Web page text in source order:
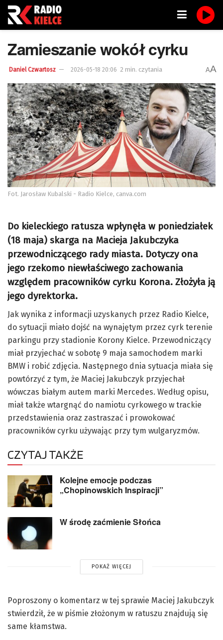
Zamieszanie wokół cyrku
Daniel Czwartosz 2026-05-18 20:06 2 min. czytania AA
Fot. Jarosław Kubalski - Radio Kielce, canva.com
Do kieleckiego ratusza wpłynęła w poniedziałek
(18 maja) skarga na Macieja Jakubczyka
przewodniczącego rady miasta. Dotyczy ona
jego rzekomo niewłaściwego zachowania
względem pracowników cyrku Korona. Złożyła ją
jego dyrektorka.
Jak wynika z informacji uzyskanych przez Radio Kielce,
do sytuacji miało dojść na wynajętym przez cyrk terenie
parkingu przy stadionie Korony Kielce. Przewodniczący
miał przyjechać w sobotę 9 maja samochodem marki
BMW i robić zdjęcia. Następnego dnia sytuacja miała się
powtórzyć z tym, że Maciej Jakubczyk przyjechał
wówczas białym autem marki Mercedes. Według opisu,
miał także wtargnąć do namiotu cyrkowego w trackie
przedstawienia oraz zastraszać i prowokować
pracowników cyrku używając przy tym wulgaryzmów.
CZYTAJ TAKŻE
Kolejne emocje podczas
„Chopinowskich Inspiracji”
W środę zaćmienie Słońca
POKAŻ WIĘCEJ
Poproszony o komentarz w tej sprawie Maciej Jakubczyk
stwierdził, że w piśmie złożonym w ratuszu znajdują się
same kłamstwa.